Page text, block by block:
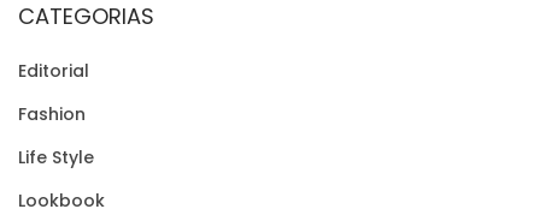
CATEGORIAS
Editorial
Fashion
Life Style
Lookbook